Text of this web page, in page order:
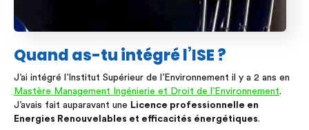
Quand as-tu intégré l’ISE ?
J’ai intégré l’Institut Supérieur de l’Environnement il y a 2 ans en
Mastère Management Ingénierie et Droit de l’Environnement.
J’avais fait auparavant une Licence professionnelle en
Energies Renouvelables et efficacités énergétiques.